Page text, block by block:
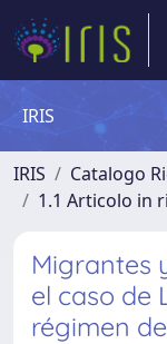
IRIS
IRIS Catalogo
1.1 Articolo in
Migrantes
el caso de
régimen